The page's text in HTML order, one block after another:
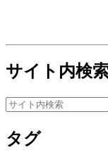
サイト内検
タグ